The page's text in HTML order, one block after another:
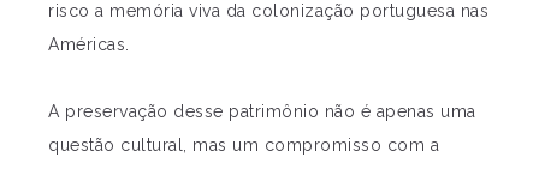
risco a memória viva da colonização portuguesa nas
Américas.
A preservação desse patrimônio não é apenas uma
questão cultural, mas um compromisso com a